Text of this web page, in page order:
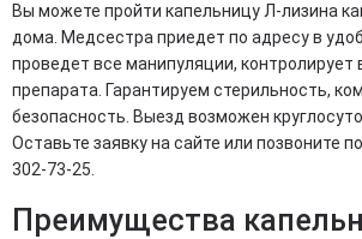
Вы можете пройти капельницу Л-лизина
дома. Медсестра приедет по адресу в
проведет все манипуляции, контролирует
препарата. Гарантируем стерильность,
безопасность. Выезд возможен
Оставьте заявку на сайте или позвоните
302-73-25.
Преимущества